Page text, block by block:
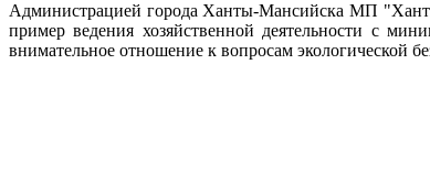
Администрацией города Ханты-Мансийска МП
пример ведения хозяйственной деятельности с
внимательное отношение к вопросам экологической